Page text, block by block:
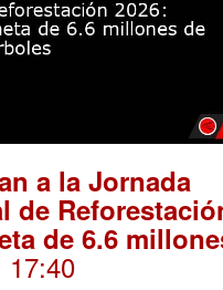
a la Jornada
de
de 6.6
17:40